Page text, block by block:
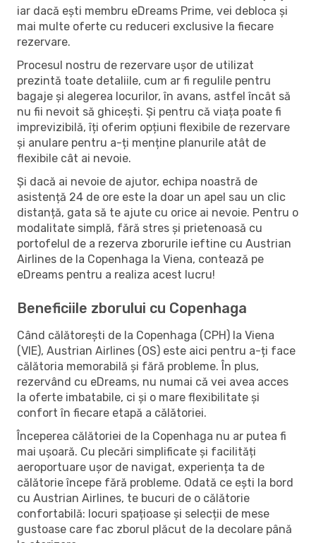
iar dacă ești membru eDreams Prime, vei debloca și
mai multe oferte cu reduceri exclusive la fiecare
rezervare.
Procesul nostru de rezervare ușor de utilizat
prezintă toate detaliile, cum ar fi regulile pentru
bagaje și alegerea locurilor, în avans, astfel încât să
nu fii nevoit să ghicești. Și pentru că viața poate fi
imprevizibilă, îți oferim opțiuni flexibile de rezervare
și anulare pentru a-ți menține planurile atât de
flexibile cât ai nevoie.
Și dacă ai nevoie de ajutor, echipa noastră de
asistență 24 de ore este la doar un apel sau un clic
distanță, gata să te ajute cu orice ai nevoie. Pentru o
modalitate simplă, fără stres și prietenoasă cu
portofelul de a rezerva zborurile ieftine cu Austrian
Airlines de la Copenhaga la Viena, contează pe
eDreams pentru a realiza acest lucru!
Beneficiile zborului cu Copenhaga
Când călătorești de la Copenhaga (CPH) la Viena
(VIE), Austrian Airlines (OS) este aici pentru a-ți face
călătoria memorabilă și fără probleme. În plus,
rezervând cu eDreams, nu numai că vei avea acces
la oferte imbatabile, ci și o mare flexibilitate și
confort în fiecare etapă a călătoriei.
Începerea călătoriei de la Copenhaga nu ar putea fi
mai ușoară. Cu plecări simplificate și facilități
aeroportuare ușor de navigat, experiența ta de
călătorie începe fără probleme. Odată ce ești la bord
cu Austrian Airlines, te bucuri de o călătorie
confortabilă: locuri spațioase și selecții de mese
gustoase care fac zborul plăcut de la decolare până